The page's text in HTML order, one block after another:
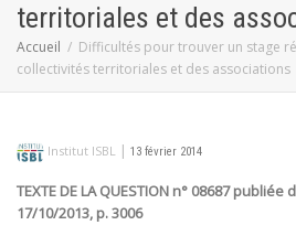
territoriales et des
Accueil
Difficultés pour trouver un stage
collectivités territoriales et des associations
Institut ISBL | 13 février 2014
TEXTE DE LA QUESTION n° 08687
17/10/2013, p. 3006